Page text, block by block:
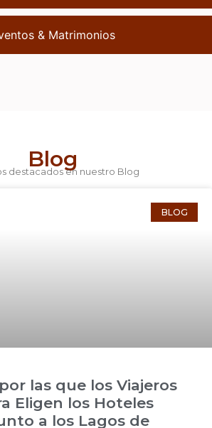
& Matrimonios
Blog
destacados en nuestro Blog
BLOG
las que los Viajeros
Eligen los Hoteles
a los Lagos de